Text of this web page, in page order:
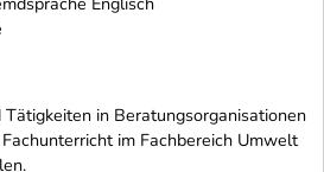
in Beratungsorganisationen
im Fachbereich Umwelt